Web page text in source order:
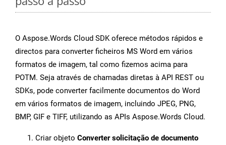
O Aspose.Words Cloud SDK oferece métodos rápidos e
directos para converter ficheiros MS Word em vários
formatos de imagem, tal como fizemos acima para
POTM. Seja através de chamadas diretas à API REST ou
SDKs, pode converter facilmente documentos do Word
em vários formatos de imagem, incluindo JPEG, PNG,
BMP, GIF e TIFF, utilizando as APIs Aspose.Words Cloud.
Criar objeto Converter solicitação de documento